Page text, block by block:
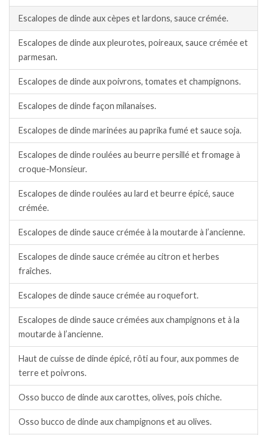
Escalopes de dinde aux cèpes et lardons, sauce crémée.
Escalopes de dinde aux pleurotes, poireaux, sauce crémée et
parmesan.
Escalopes de dinde aux poivrons, tomates et champignons.
Escalopes de dinde façon milanaises.
Escalopes de dinde marinées au paprika fumé et sauce soja.
Escalopes de dinde roulées au beurre persillé et fromage à
croque-Monsieur.
Escalopes de dinde roulées au lard et beurre épicé, sauce
crémée.
Escalopes de dinde sauce crémée à la moutarde à l’ancienne.
Escalopes de dinde sauce crémée au citron et herbes
fraîches.
Escalopes de dinde sauce crémée au roquefort.
Escalopes de dinde sauce crémées aux champignons et à la
moutarde à l’ancienne.
Haut de cuisse de dinde épicé, rôti au four, aux pommes de
terre et poivrons.
Osso bucco de dinde aux carottes, olives, pois chiche.
Osso bucco de dinde aux champignons et au olives.